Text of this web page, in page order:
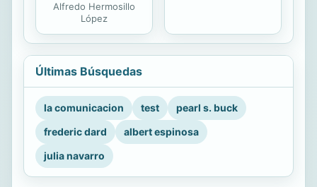
Alfredo Hermosillo
López
Últimas Búsquedas
la comunicacion test
pearl s. buck
frederic dard
albert espinosa
julia navarro